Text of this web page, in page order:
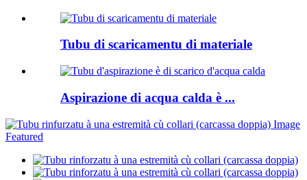
Tubu di scaricamentu di materiale
Aspirazione di acqua calda è ...